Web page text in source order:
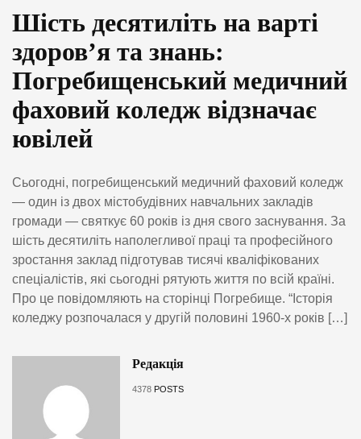
Шість десятиліть на варті
здоров’я та знань:
Погребищенський медичний
фаховий коледж відзначає
ювілей
Сьогодні, погребищенський медичний фаховий коледж
— один із двох містобудівних навчальних закладів
громади — святкує 60 років із дня свого заснування. За
шість десятиліть наполегливої праці та професійного
зростання заклад підготував тисячі кваліфікованих
спеціалістів, які сьогодні рятують життя по всій країні.
Про це повідомляють на сторінці Погребище. “Історія
коледжу розпочалася у другій половині 1960-х років […]
Редакція
4378 POSTS